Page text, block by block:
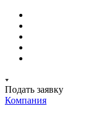
Подать заявку
Компания